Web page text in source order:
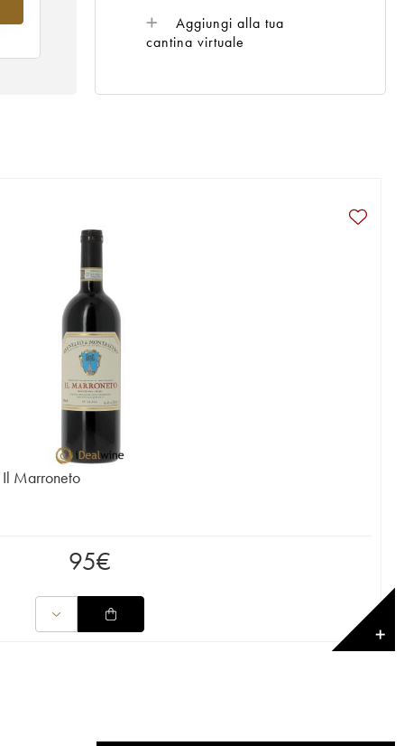
Aggiungi alla tua
cantina virtuale
Marroneto
95€
✕